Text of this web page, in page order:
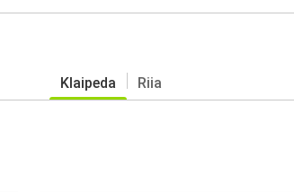
Klaipeda Riia